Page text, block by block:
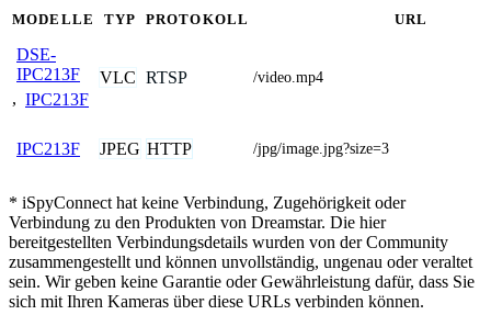
MODELLE TYP PROTOKOLL URL
DSE-
IPC213F
, IPC213F
VLC RTSP /video.mp4
IPC213F JPEG HTTP /jpg/image.jpg?size=3
* iSpyConnect hat keine Verbindung, Zugehörigkeit oder
Verbindung zu den Produkten von Dreamstar. Die hier
bereitgestellten Verbindungsdetails wurden von der Community
zusammengestellt und können unvollständig, ungenau oder veraltet
sein. Wir geben keine Garantie oder Gewährleistung dafür, dass Sie
sich mit Ihren Kameras über diese URLs verbinden können.